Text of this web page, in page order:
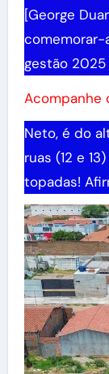
[George
comemorar-
gestão 2025
Acompanhe
Neto, é do
ruas (12 e
topadas!